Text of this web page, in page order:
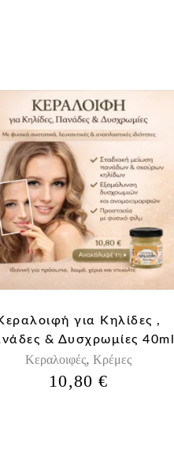
για Κηλίδες ,
& Δυσχρωμίες 40ml
Κεραλοιφές,Κρέμες
10,80 €